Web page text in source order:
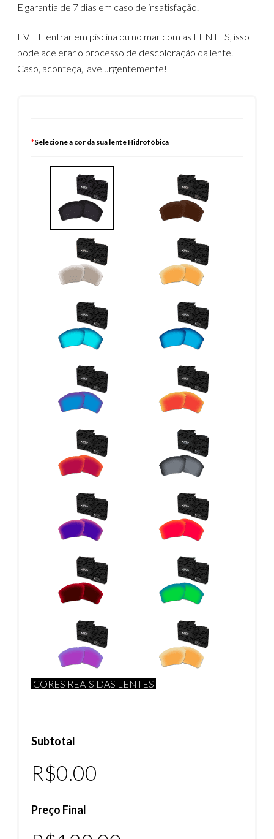
E garantia de 7 dias em caso de insatisfação.
EVITE entrar em piscina ou no mar com as LENTES, isso
pode acelerar o processo de descoloração da lente.
Caso, aconteça, lave urgentemente!
*Selecione a cor da sua lente Hidrofóbica
CORES REAIS DAS LENTES
Subtotal
R$0.00
Preço Final